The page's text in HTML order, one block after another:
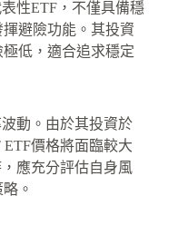
性ETF，不僅具備穩
避險功能。其投資
低，適合追求穩定
動。由於其投資於
價格將面臨較大
應充分評估自身風
。